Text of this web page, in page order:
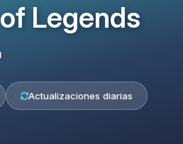
Legends
Actualizaciones diarias